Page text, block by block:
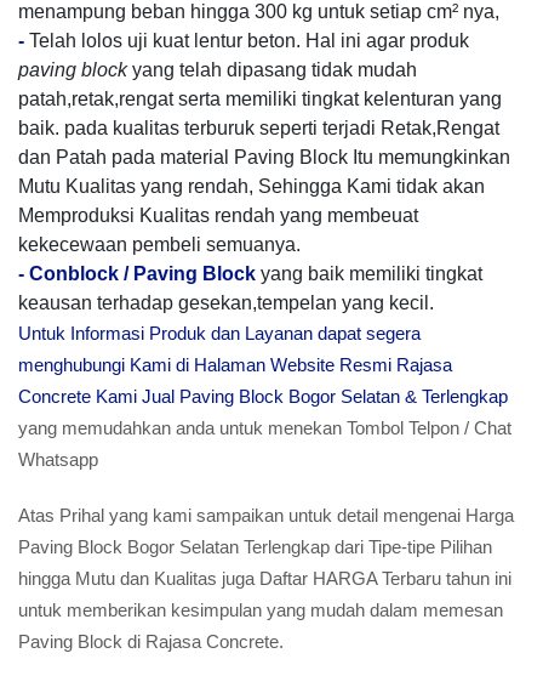
menampung beban hingga 300 kg untuk setiap cm² nya,
- Telah lolos uji kuat lentur beton. Hal ini agar produk
paving blockyang telah dipasang tidak mudah
patah,retak,rengat serta memiliki tingkat kelenturan yang
baik. pada kualitas terburuk seperti terjadi Retak,Rengat
dan Patah pada material Paving Block Itu memungkinkan
Mutu Kualitas yang rendah, Sehingga Kami tidak akan
Memproduksi Kualitas rendah yang membeuat
kekecewaan pembeli semuanya.
- Conblock / Paving Block yang baik memiliki tingkat
keausan terhadap gesekan,tempelan yang kecil.
Untuk Informasi Produk dan Layanan dapat segera
menghubungi Kami di Halaman Website Resmi Rajasa
Concrete Kami Jual Paving Block Bogor Selatan & Terlengkap
yang memudahkan anda untuk menekan Tombol Telpon / Chat
Whatsapp
Atas Prihal yang kami sampaikan untuk detail mengenai Harga
Paving Block Bogor Selatan Terlengkap dari Tipe-tipe Pilihan
hingga Mutu dan Kualitas juga Daftar HARGA Terbaru tahun ini
untuk memberikan kesimpulan yang mudah dalam memesan
Paving Block di Rajasa Concrete.